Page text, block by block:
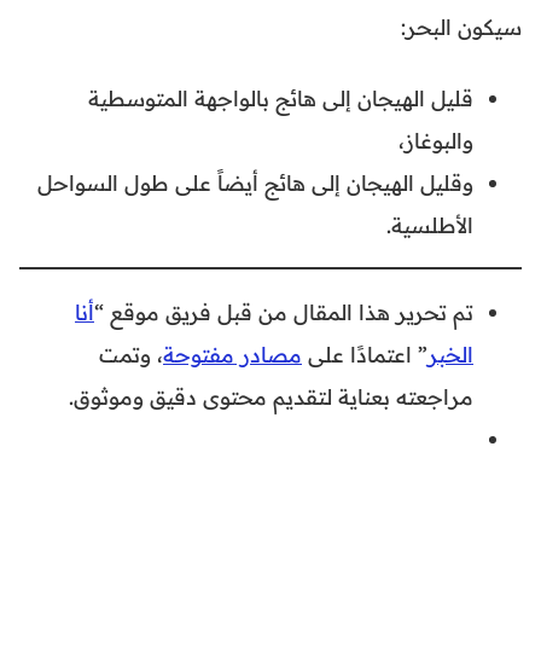
سيكون البحر:
قليل الهيجان إلى هائج بالواجهة المتوسطية
والبوغاز،
وقليل الهيجان إلى هائج أيضاً على طول السواحل
الأطلسية.
تم تحرير هذا المقال من قبل فريق موقع “أنا
الخبر” اعتمادًا على مصادر مفتوحة، وتمت
مراجعته بعناية لتقديم محتوى دقيق وموثوق.